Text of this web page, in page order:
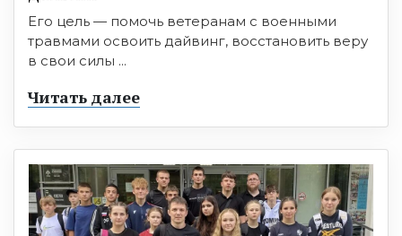
Его цель — помочь ветеранам с военными
травмами освоить дайвинг, восстановить веру
в свои силы ...
Читать далее